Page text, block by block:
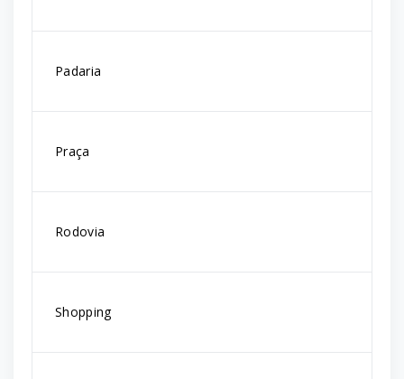
Padaria
Praça
Rodovia
Shopping